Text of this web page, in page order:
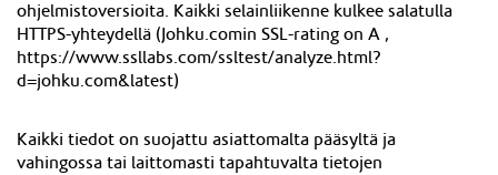
ohjelmistoversioita. Kaikki selainliikenne kulkee salatulla
HTTPS-yhteydellä (Johku.comin SSL-rating on A ,
https://www.ssllabs.com/ssltest/analyze.html?
d=johku.com&latest)
Kaikki tiedot on suojattu asiattomalta pääsyltä ja
vahingossa tai laittomasti tapahtuvalta tietojen